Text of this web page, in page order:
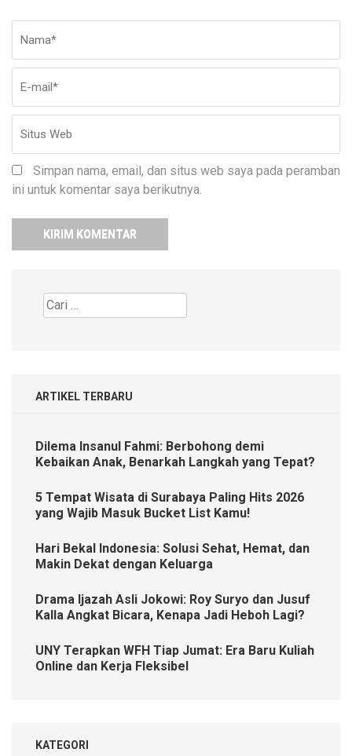
Simpan nama, email, dan situs web saya pada peramban
ini untuk komentar saya berikutnya.
Cari
untuk:
ARTIKEL TERBARU
Dilema Insanul Fahmi: Berbohong demi
Kebaikan Anak, Benarkah Langkah yang Tepat?
5 Tempat Wisata di Surabaya Paling Hits 2026
yang Wajib Masuk Bucket List Kamu!
Hari Bekal Indonesia: Solusi Sehat, Hemat, dan
Makin Dekat dengan Keluarga
Drama Ijazah Asli Jokowi: Roy Suryo dan Jusuf
Kalla Angkat Bicara, Kenapa Jadi Heboh Lagi?
UNY Terapkan WFH Tiap Jumat: Era Baru Kuliah
Online dan Kerja Fleksibel
KATEGORI